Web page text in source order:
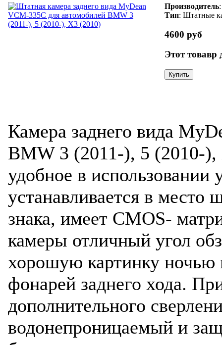
Производитель
Тип: Штатные
4600 руб
Этот товавр
Камера заднего вида
BMW 3 (2011-), 5 (2010-
удобное в
устанавливается в место
знака, имеет CMOS-
камеры отличный угол
хорошую картинку ночью
фонарей заднего хода.
дополнительного
водонепроницаемый и